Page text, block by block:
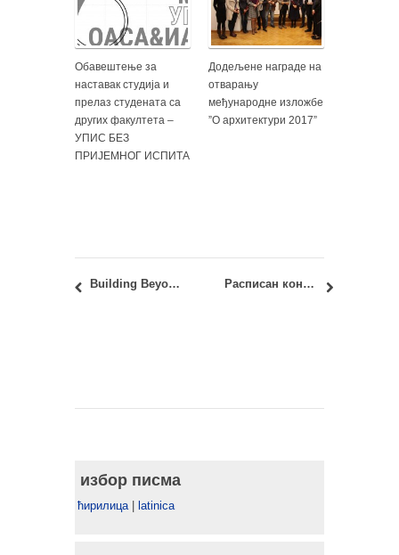
Обавештење за
наставак студија и
прелаз студената са
других факултета –
УПИС БЕЗ
ПРИЈЕМНОГ ИСПИТА
Додељене награде на
отварању
међународне изложбе
”О архитектури 2017”
Building Beyond Bricks – постдипломски сертификати на Факултету за архитектуру и уметност Универзитета Хаселт, Белгија Расписан конкурс за међународно такмичење “House of the Future”
избор писма
ћирилица| latinica